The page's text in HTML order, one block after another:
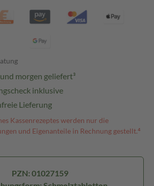
morgen geliefert³
inklusive
Lieferung
Kassenrezeptes werden nur die
und Eigenanteile in Rechnung gestellt.⁴
PZN: 01027159